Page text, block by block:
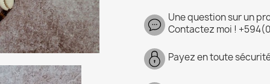
Une question sur un
Contactez moi !
Payez en toute